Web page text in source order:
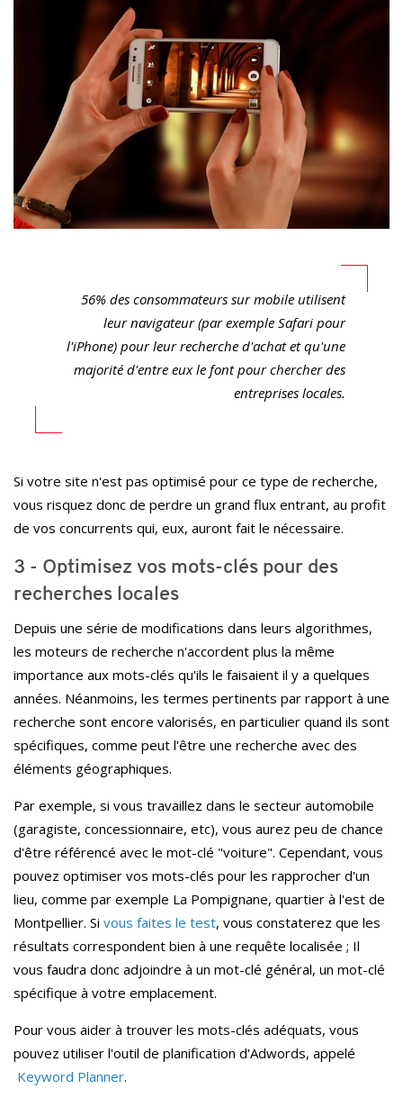
56% des consommateurs sur mobile utilisent
leur navigateur (par exemple Safari pour
l'iPhone) pour leur recherche d'achat et qu'une
majorité d'entre eux le font pour chercher des
entreprises locales.
Si votre site n'est pas optimisé pour ce type de recherche,
vous risquez donc de perdre un grand flux entrant, au profit
de vos concurrents qui, eux, auront fait le nécessaire.
3 - Optimisez vos mots-clés pour des
recherches locales
Depuis une série de modifications dans leurs algorithmes,
les moteurs de recherche n'accordent plus la même
importance aux mots-clés qu'ils le faisaient il y a quelques
années. Néanmoins, les termes pertinents par rapport à une
recherche sont encore valorisés, en particulier quand ils sont
spécifiques, comme peut l'être une recherche avec des
éléments géographiques.
Par exemple, si vous travaillez dans le secteur automobile
(garagiste, concessionnaire, etc), vous aurez peu de chance
d'être référencé avec le mot-clé "voiture". Cependant, vous
pouvez optimiser vos mots-clés pour les rapprocher d'un
lieu, comme par exemple La Pompignane, quartier à l'est de
Montpellier. Si vous faites le test, vous constaterez que les
résultats correspondent bien à une requête localisée ; Il
vous faudra donc adjoindre à un mot-clé général, un mot-clé
spécifique à votre emplacement.
Pour vous aider à trouver les mots-clés adéquats, vous
pouvez utiliser l'outil de planification d'Adwords, appelé
Keyword Planner.